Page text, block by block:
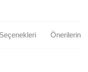
Önerileriniz